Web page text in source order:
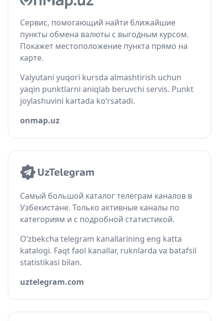
Сервис, помогающий найти ближайшие
пункты обмена валюты с выгодным курсом.
Покажет местоположение пункта прямо на
карте.
Valyutani yuqori kursda almashtirish uchun
yaqin punktlarni aniqlab beruvchi servis. Punkt
joylashuvini kartada ko‘rsatadi.
onmap.uz
Самый большой каталог телеграм каналов в
Узбекистане. Только активные каналы по
категориям и с подробной статистикой.
O‘zbekcha telegram kanallarining eng katta
katalogi. Faqt faol kanallar, ruknlarda va batafsil
statistikasi bilan.
uztelegram.com